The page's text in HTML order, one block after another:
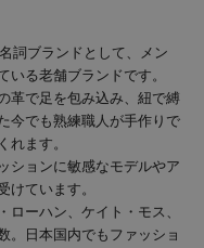
詞ブランドとして、メン
いる老舗ブランドです。
革で足を包み込み、紐で縛
今でも熟練職人が手作りで
れます。
ションに敏感なモデルやア
けています。
ーハン、ケイト・モス、
。日本国内でもファッショ